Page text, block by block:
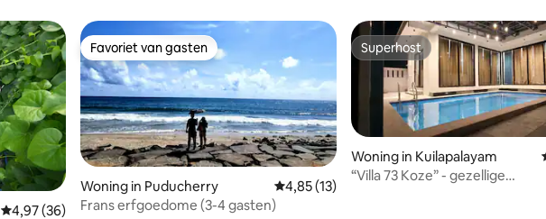
Gemiddelde beoordeling van 4,97 uit 5, 36 recensies
4,97 (36)
Favoriet van gasten
Favoriet van gasten
Woning in Puducherry Gemiddelde beoordeling van 4,85 uit 5, 13
4,85 (13)
Frans erfgoedome (3-4 gasten)
Superhost
Superhost
Woning in Kuilapalayam
“Villa 73 Koze” - gezellige